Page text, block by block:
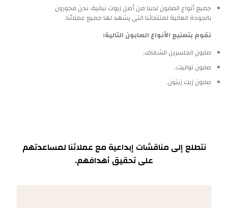
جميع أنواع الصابون لدينا من أصل زيوت نباتية، نحن فخورون
بالجودة العالية لمنتجاتنا التى يشهد لها جميع عملائنا.
نقوم بتصنيع الأنواع الصابون التالية:
صابون الجلسرين الشفاف.
صابون تواليت.
صابون زيت زيتون.
نتطلع إلى مناقشات إبداعية مع عملائنا لمساعدتهم
على تحقيق أهدافهم.